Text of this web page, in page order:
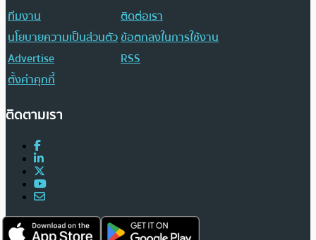
ทีมงาน
ติดต่อเรา
นโยบายความเป็นส่วนตัวข้อตกลงในการใช้งาน
Advertise
RSS
ตั้งค่าคุกกี้
ติดตามเรา